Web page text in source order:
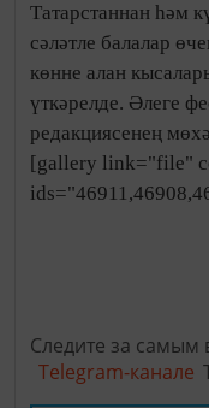
Татарстаннан һәм
сәләтле балалар
көнне алан
үткәрелде. Әлеге
редакциясенең
[gallery link="file"
Следите за
Telegram-канале